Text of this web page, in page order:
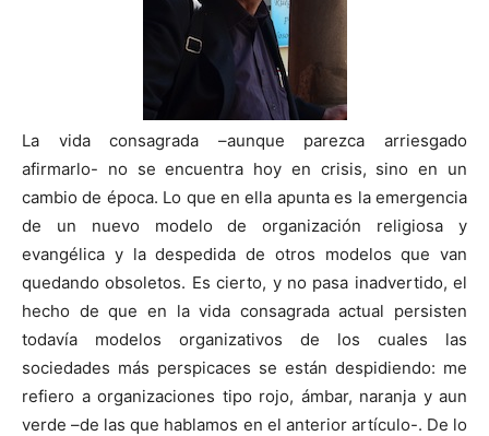
La vida consagrada –aunque parezca arriesgado
afirmarlo- no se encuentra hoy en crisis, sino en un
cambio de época. Lo que en ella apunta es la emergencia
de un nuevo modelo de organización religiosa y
evangélica y la despedida de otros modelos que van
quedando obsoletos. Es cierto, y no pasa inadvertido, el
hecho de que en la vida consagrada actual persisten
todavía modelos organizativos de los cuales las
sociedades más perspicaces se están despidiendo: me
refiero a organizaciones tipo rojo, ámbar, naranja y aun
verde –de las que hablamos en el anterior artículo-. De lo